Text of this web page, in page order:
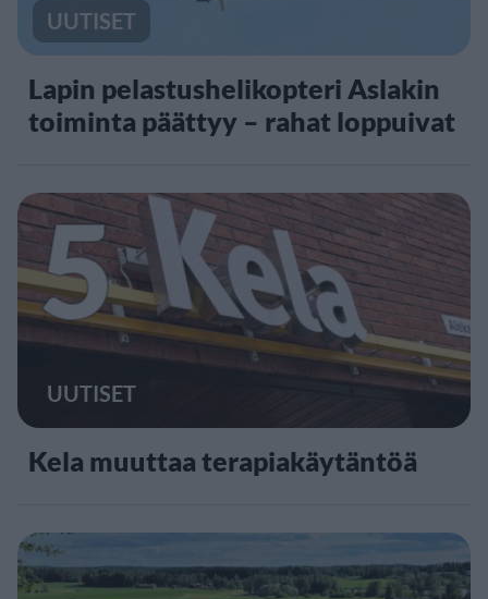
UUTISET
Lapin pelastushelikopteri Aslakin
toiminta päättyy – rahat loppuivat
5
UUTISET
Kela muuttaa terapiakäytäntöä